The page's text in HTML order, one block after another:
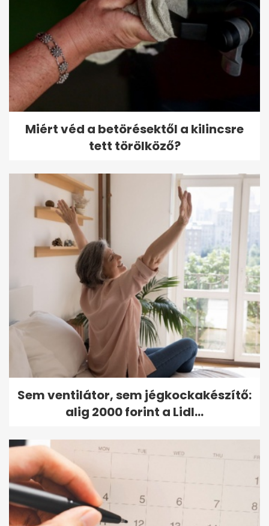
Miért véd a betörésektől a kilincsre
tett törölköző?
Sem ventilátor, sem jégkockakészítő:
alig 2000 forint a Lidl...